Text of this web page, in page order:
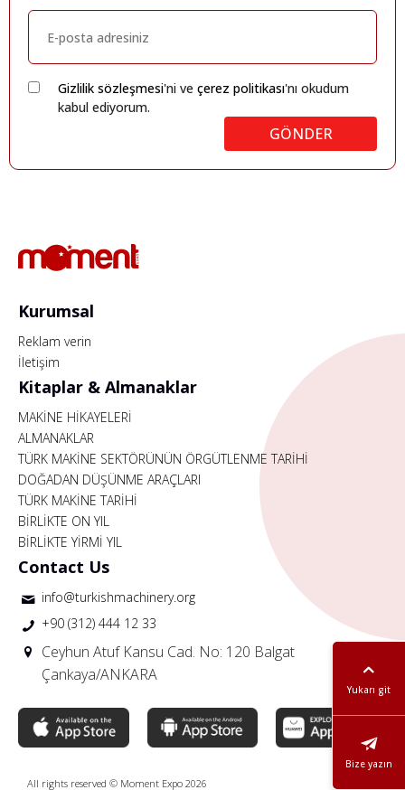
Gizlilik sözleşmesi'ni ve çerez politikası'nı okudum
kabul ediyorum.
GÖNDER
Yukarı git
Bize yazın
Kurumsal
Reklam verin
İletişim
Kitaplar & Almanaklar
MAKİNE HİKAYELERİ
ALMANAKLAR
TÜRK MAKİNE SEKTÖRÜNÜN ÖRGÜTLENME TARİHİ
DOĞADAN DÜŞÜNME ARAÇLARI
TÜRK MAKİNE TARİHİ
BİRLİKTE ON YIL
BİRLİKTE YİRMİ YIL
Contact Us
info@turkishmachinery.org
+90 (312) 444 12 33
Ceyhun Atuf Kansu Cad. No: 120 Balgat
Çankaya/ANKARA
All rights reserved © Moment Expo 2026